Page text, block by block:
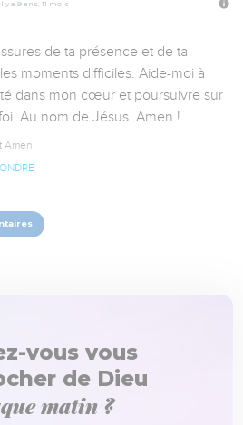
Il y a 9 ans, 11 mois
de ta présence et de ta
moments difficiles. Aide-moi à
dans mon cœur et poursuivre sur
Au nom de Jésus. Amen !
Amen
vous vous
de Dieu
matin ?